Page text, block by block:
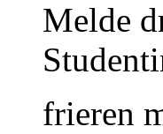
Melde
frieren